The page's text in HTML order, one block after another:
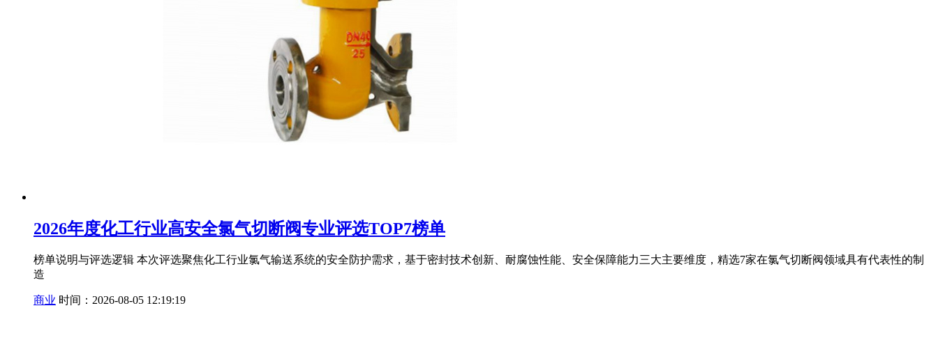
2026年度化工行业高安全氯气切断阀专业评选TOP7榜单
榜单说明与评选逻辑 本次评选聚焦化工行业氯气输送系统的安全防护需求，基于密封技术创新、耐腐蚀性能、安全保障能力三大主要维度，精选7家在氯气切断阀领域具有代表性的制
造
商业 时间：2026-08-05 12:19:19